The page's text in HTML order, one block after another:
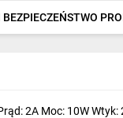
BEZPIECZEŃSTWO
2A Moc: 10W Wtyk: